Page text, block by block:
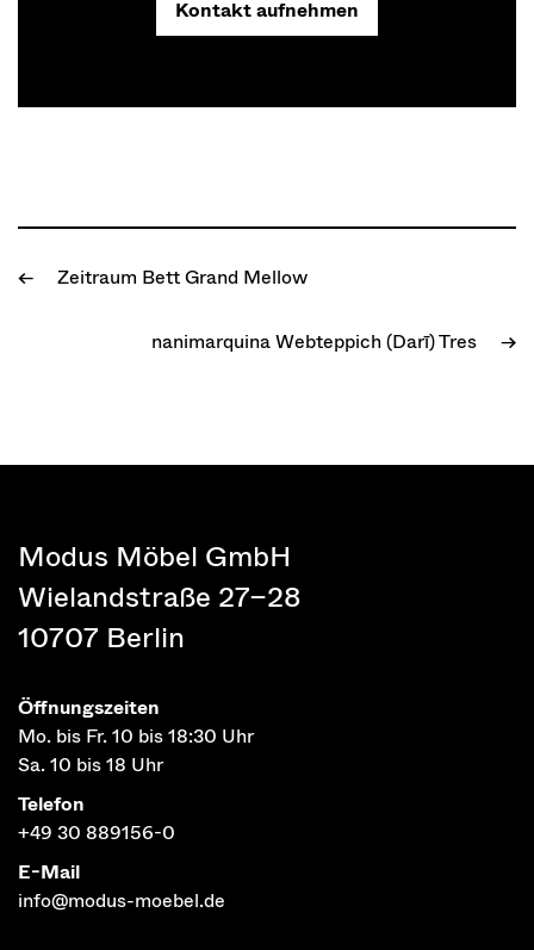
Kontakt aufnehmen
← Zeitraum Bett Grand Mellow
nanimarquina Webteppich (Darī) Tres →
Modus Möbel GmbH
Wielandstraße 27–28
10707 Berlin
Öffnungszeiten
Mo. bis Fr. 10 bis 18:30 Uhr
Sa. 10 bis 18 Uhr
Telefon
+49 30 889156-0
E-Mail
info@modus-moebel.de